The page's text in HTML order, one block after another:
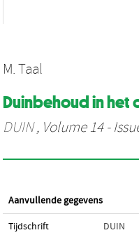
M. Taal
Duinbehoud in het
DUIN, Volume 14 -
Aanvullende gegevens
Tijdschrift DUIN